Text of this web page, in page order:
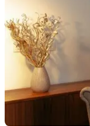
Animasjon
Sosiale medier
Musikk
Filmkveld
Seervaner